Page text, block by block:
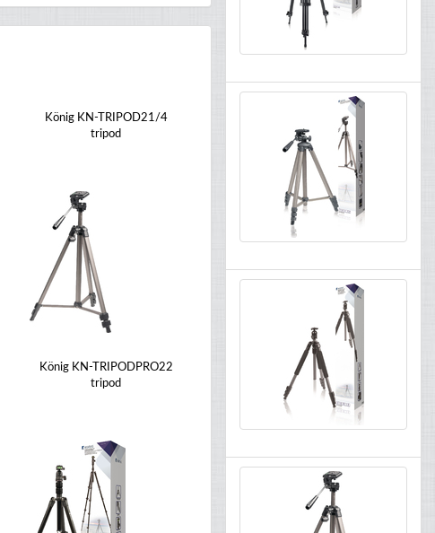
König KN-TRIPOD21/4
tripod
König KN-TRIPODPRO22
tripod